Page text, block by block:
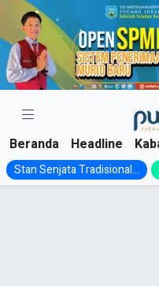
Skip
content
Beranda Headline
Stan Senjata Tradisional...